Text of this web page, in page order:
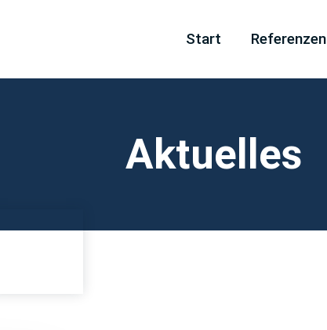
überspringen
Start Referenzen
Aktuelles